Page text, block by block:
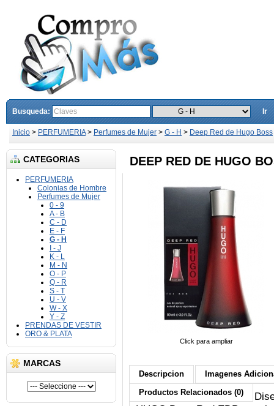
Busqueda: Ir
Inicio > PERFUMERIA> Perfumes de Mujer > G - H > Deep Red de Hugo Boss
CATEGORIAS
PERFUMERIA
Colonias de Hombre
Perfumes de Mujer
0 - 9
A - B
C - D
E - F
G - H
I - J
K - L
M - N
O - P
Q - R
S - T
U - V
W - X
Y - Z
PRENDAS DE VESTIR
ORO & PLATA
MARCAS
DEEP RED DE HUGO
Click para ampliar
Descripcion
Imagenes
Productos Relacionados (0)